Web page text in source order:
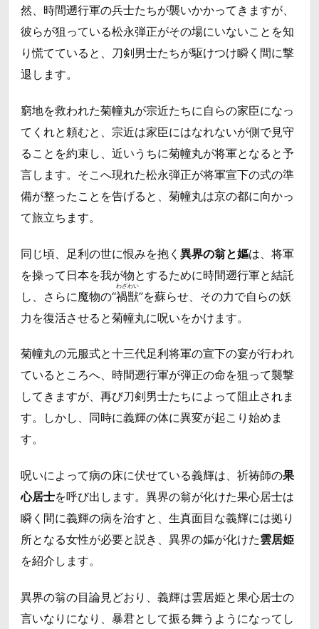
然、時間遡行軍の兵士たちが襲いかかってきますが、
彼らが狙っている松永弾正がその場にいないことを知
り慌てていると、刀剣男士たちが駆けつけ瞬く間に撃
退します。
窮地を救われた菊幢丸が宗近たちに自らの家臣になっ
てくれと頼むと、宗近は家臣にはなれないが側で見守
ることを約束し、近いうちに菊幢丸が将軍となると予
言します。そこへ現れた松永弾正が将軍宣下の式の準
備が整ったことを告げると、菊幢丸は京の都に向かっ
て旅立ちます。
同じ頃、足利の世に恨みを抱く 異界の翁と嫗は、将軍
を操って日本を我が物とするために時間遡行軍と結託
し、さらに魔物の“禍獣
わざわい
”を蘇らせ、その力で自らの妖
力を復活させると菊幢丸に呪いをかけます。
菊幢丸の元服式と十三代足利将軍の宣下の宴が行われ
ているところへ、時間遡行軍が弾正の命を狙って襲撃
してきますが、再び刀剣男士たちによって阻止されま
す。しかし、同時に義輝の体に異変が起こり始めま
す。
呪いによって病の床に伏せている義輝は、祈祷師の果
心居士を呼び出します。異界の翁が化けた果心居士は
瞬く間に義輝の病を治すと、生真面目な義輝には拠り
所となる女性が必要と説き、異界の嫗が化けた雲居姫
を紹介します。
異界の翁の目論見どおり、義輝は雲居姫と果心居士の
言いなりになり、暴君として振る舞うようになってし